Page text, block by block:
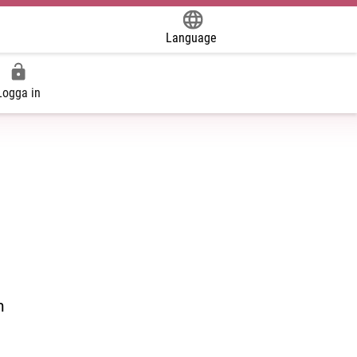
Language
in